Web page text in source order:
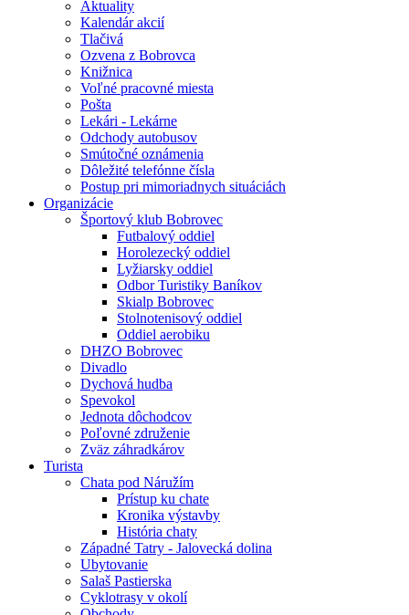
Aktuality
Kalendár akcií
Tlačivá
Ozvena z Bobrovca
Knižnica
Voľné pracovné miesta
Pošta
Lekári - Lekárne
Odchody autobusov
Smútočné oznámenia
Dôležité telefónne čísla
Postup pri mimoriadnych situáciách
Organizácie
Športový klub Bobrovec
Futbalový oddiel
Horolezecký oddiel
Lyžiarsky oddiel
Odbor Turistiky Baníkov
Skialp Bobrovec
Stolnotenisový oddiel
Oddiel aerobiku
DHZO Bobrovec
Divadlo
Dychová hudba
Spevokol
Jednota dôchodcov
Poľovné združenie
Zväz záhradkárov
Turista
Chata pod Náružím
Prístup ku chate
Kronika výstavby
História chaty
Západné Tatry - Jalovecká dolina
Ubytovanie
Salaš Pastierska
Cyklotrasy v okolí